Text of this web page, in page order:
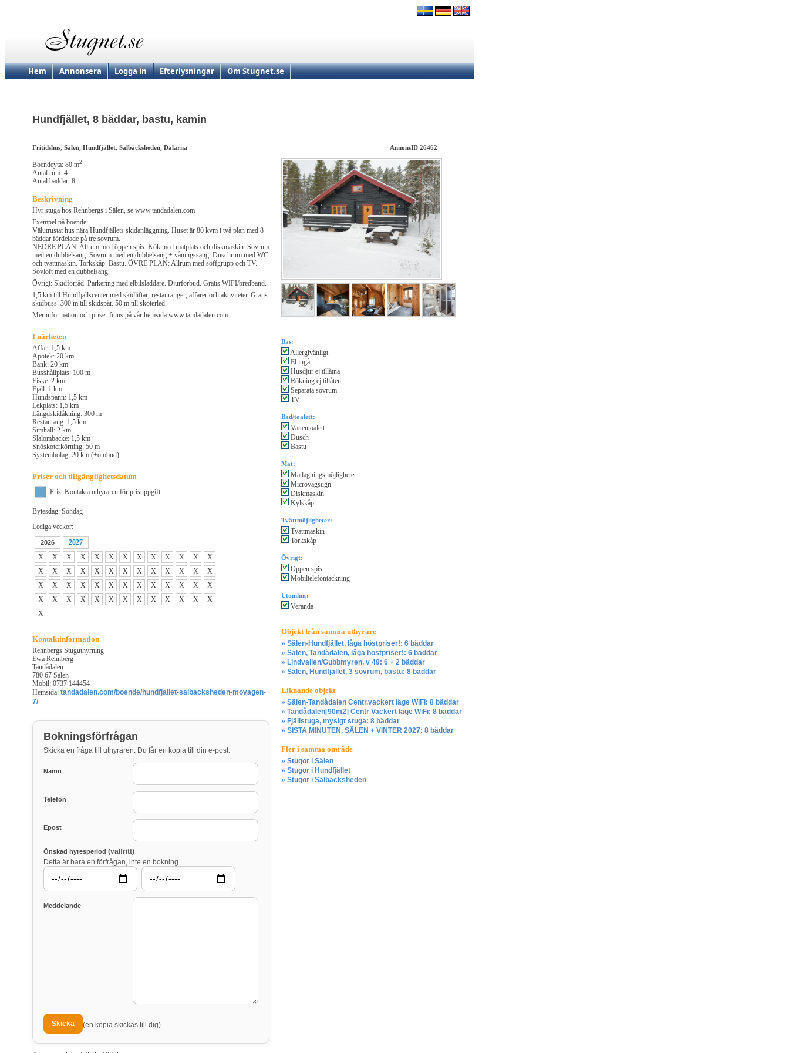
Hem Annonsera Logga in Efterlysningar Om Stugnet.se
Hundfjället, 8 bäddar, bastu, kamin
Fritidshus, Sälen, Hundfjället, Salbäcksheden, Dalarna AnnonsID 26462
Boendeyta: 80 m2
Antal rum: 4
Antal bäddar: 8
Beskrivning
Hyr stuga hos Rehnbergs i Sälen, se www.tandadalen.com
Exempel på boende:
Välutrustat hus nära Hundfjällets skidanläggning. Huset är 80 kvm i två plan med 8
bäddar fördelade på tre sovrum.
NEDRE PLAN: Allrum med öppen spis. Kök med matplats och diskmaskin. Sovrum
med en dubbelsäng. Sovrum med en dubbelsäng + våningssäng. Duschrum med WC
och tvättmaskin. Torkskåp. Bastu. ÖVRE PLAN: Allrum med soffgrupp och TV.
Sovloft med en dubbelsäng.
Övrigt: Skidförråd. Parkering med elbilsladdare. Djurförbud. Gratis WIFI/bredband.
1,5 km till Hundfjällscenter med skidliftar, restauranger, affärer och aktiviteter. Gratis
skidbuss. 300 m till skidspår. 50 m till skoterled.
Mer information och priser finns på vår hemsida www.tandadalen.com
I närheten
Affär: 1,5 km
Apotek: 20 km
Bank: 20 km
Busshållplats: 100 m
Fiske: 2 km
Fjäll: 1 km
Hundspann: 1,5 km
Lekplats: 1,5 km
Längdskidåkning: 300 m
Restaurang: 1,5 km
Simhall: 2 km
Slalombacke: 1,5 km
Snöskoterkörning: 50 m
Systembolag: 20 km (+ombud)
Priser och tillgänglighetsdatum
Pris: Kontakta uthyraren för prisuppgift
Bytesdag: Söndag
Lediga veckor:
2026
2027
X
X X X X X X X X X X X
X
X
X X X X X X X X X X X
X
X
X X X X X X X X X X X
X
X
X X X X X X X X X X X
X
X
Kontaktinformation
Rehnbergs Stuguthyrning
Ewa Rehnberg
Tandådalen
780 67 Sälen
Mobil: 0737 144454
Hemsida: tandadalen.com/boende/hundfjallet-salbacksheden-movagen-
7/
Bokningsförfrågan
Skicka en fråga till uthyraren. Du får en kopia till din e-post.
Namn
Telefon
Epost
Önskad hyresperiod (valfritt)
Detta är bara en förfrågan, inte en bokning.
–
Meddelande
(en kopia skickas till dig)
Bas:
Allergivänligt
El ingår
Husdjur ej tillåtna
Rökning ej tillåten
Separata sovrum
TV
Bad/toalett:
Vattentoalett
Dusch
Bastu
Mat:
Matlagningsmöjligheter
Microvågsugn
Diskmaskin
Kylskåp
Tvättmöjligheter:
Tvättmaskin
Torkskåp
Övrigt:
Öppen spis
Mobiltelefontäckning
Utomhus:
Veranda
Objekt från samma uthyrare
» Sälen-Hundfjället, låga höstpriser!: 6 bäddar
» Sälen, Tandådalen, låga höstpriser!: 6 bäddar
» Lindvallen/Gubbmyren, v 49: 6 + 2 bäddar
» Sälen, Hundfjället, 3 sovrum, bastu: 8 bäddar
Liknande objekt
» Sälen-Tandådalen Centr.vackert läge WiFi: 8 bäddar
» Tandådalen[90m2] Centr Vackert läge WiFi: 8 bäddar
» Fjällstuga, mysigt stuga: 8 bäddar
» SISTA MINUTEN, SÄLEN + VINTER 2027: 8 bäddar
Fler i samma område
» Stugor i Sälen
» Stugor i Hundfjället
» Stugor i Salbäcksheden